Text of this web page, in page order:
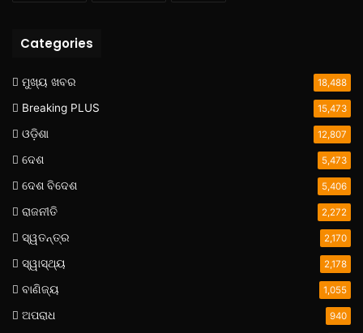
Categories
ମୁଖ୍ୟ ଖବର 18,488
Breaking PLUS 15,473
ଓଡ଼ିଶା 12,807
ଦେଶ 5,473
ଦେଶ ବିଦେଶ 5,406
ରାଜନୀତି 2,272
ସ୍ୱତନ୍ତ୍ର 2,170
ସ୍ୱାସ୍ଥ୍ୟ 2,178
ବାଣିଜ୍ୟ 1,055
ଅପରାଧ 940